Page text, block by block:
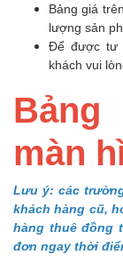
Bảng giá
lượng sản
Để được tư
khách vui
màn
Lưu ý: các
khách hàng cũ,
hàng thuê đồng
đơn ngay thời